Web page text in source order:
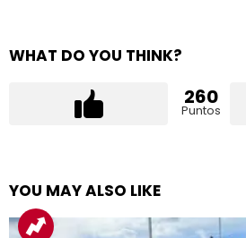
WHAT DO YOU THINK?
260
Puntos
YOU MAY ALSO LIKE